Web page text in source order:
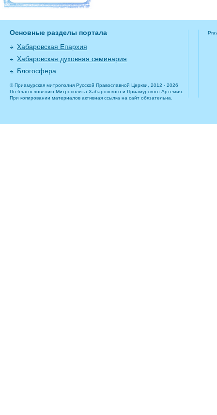
Основные разделы портала
Хабаровская Епархия
Хабаровская духовная семинария
Блогосфера
© Приамурская митрополия Русской Православной Церкви, 2012 - 2026
По благословению Митрополита Хабаровского и Приамурского Артемия.
При копировании материалов активная ссылка на сайт обязательна.